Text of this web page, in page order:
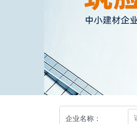
企业名称：